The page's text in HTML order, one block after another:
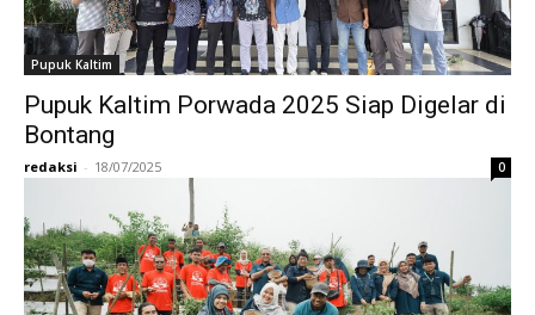
Pupuk Kaltim
Pupuk Kaltim Porwada 2025 Siap Digelar di
Bontang
redaksi - 18/07/2025 0